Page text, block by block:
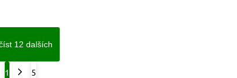
12 dalších
1 5